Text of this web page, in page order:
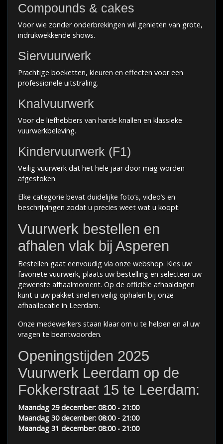
Compounds & cakes
Voor wie zonder onderbrekingen wil genieten van grote,
indrukwekkende shows.
Siervuurwerk
Prachtige boeketten, kleuren en effecten voor een
professionele uitstraling.
Knalvuurwerk
Voor de liefhebbers van harde knallen en klassieke
vuurwerkbeleving.
Kindervuurwerk (F1)
Veilig vuurwerk dat het hele jaar door mag worden
afgestoken.
Elke categorie bevat duidelijke foto’s, video’s en
beschrijvingen zodat u precies weet wat u koopt.
Vuurwerk bestellen en
afhalen vlak bij Asperen
Bestellen gaat eenvoudig via onze webshop. Kies uw
favoriete vuurwerk, plaats uw bestelling en selecteer uw
gewenste afhaalmoment. Op de officiële afhaaldagen
kunt u uw pakket snel en veilig ophalen bij onze
afhaallocatie in Leerdam.
Onze medewerkers staan klaar om u te helpen en al uw
vragen te beantwoorden.
Openingstijden 2025
Vuurwerk Leerdam op de
Fokkerstraat 15 te Leerdam:
Maandag 29 december: 08:00 - 21:00
Maandag 30 december: 08:00 - 21:00
Maandag 31 december: 08:00 - 21:00